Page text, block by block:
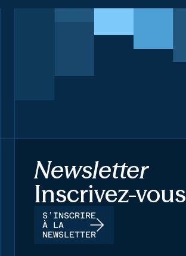
Newsletter
Inscrivez-vous
S’INSCRIRE
À LA
NEWSLETTER